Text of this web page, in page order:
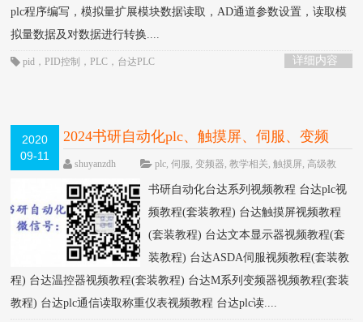
plc程序编写，模拟量扩展模块数据读取，AD通道参数设置，读取模
拟量数据及对数据进行转换....
详细内容
pid ，PID控制 ，PLC ， 台达PLC
2020
09-11
2024书研自动化plc、触摸屏、伺服、变频
器、步进等视频教程概览
HOT
shuyanzdh plc,伺服,变频器,教学相关,触摸屏,高级教
书研自动化台达系列视频教程 台达plc视
频教程(套装教程) 台达触摸屏视频教程
(套装教程) 台达文本显示器视频教程(套
装教程) 台达ASDA伺服视频教程(套装教
程) 台达温控器视频教程(套装教程) 台达M系列变频器视频教程(套装
教程) 台达plc通信读取称重仪表视频教程 台达plc读....